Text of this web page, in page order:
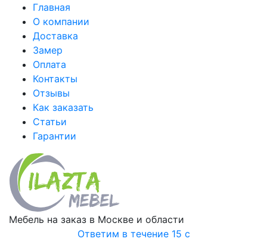
Главная
О компании
Доставка
Замер
Оплата
Контакты
Отзывы
Как заказать
Статьи
Гарантии
Мебель на заказ в Москве и области
Ответим в течение 15 с